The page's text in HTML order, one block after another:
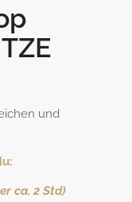
und
ca. 2 Std)